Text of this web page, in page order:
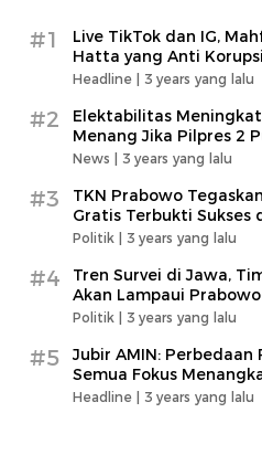
#1
Live TikTok dan IG,
Hatta yang Anti
Headline | 3 years yang lalu
#2
Elektabilitas
Menang Jika Pilpres 2
News | 3 years yang lalu
#3
TKN Prabowo
Gratis Terbukti Sukses
Politik | 3 years yang lalu
#4
Tren Survei di Jawa,
Akan Lampaui
Politik | 3 years yang lalu
#5
Jubir AMIN:
Semua Fokus
Headline | 3 years yang lalu